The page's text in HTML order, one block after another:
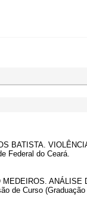
BATISTA.
Federal do Ceará.
ANÁLISE
de Curso